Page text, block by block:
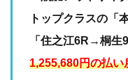
トップクラスの「
「住之江6R→桐生
1,255,680円の払い